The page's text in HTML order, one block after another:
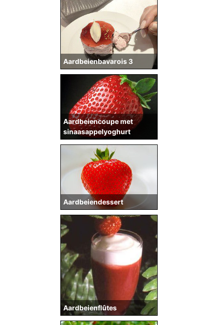
Aardbeienbavarois 3
Aardbeiencoupe met
sinaasappelyoghurt
Aardbeiendessert
Aardbeienflûtes